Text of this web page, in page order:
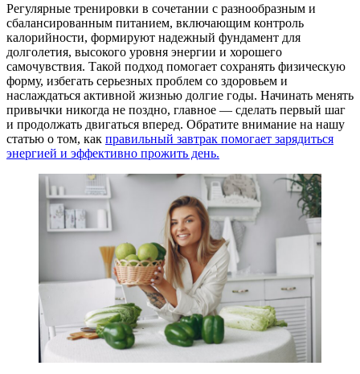
Регулярные тренировки в сочетании с разнообразным и
сбалансированным питанием, включающим контроль
калорийности, формируют надежный фундамент для
долголетия, высокого уровня энергии и хорошего
самочувствия. Такой подход помогает сохранять физическую
форму, избегать серьезных проблем со здоровьем и
наслаждаться активной жизнью долгие годы. Начинать менять
привычки никогда не поздно, главное — сделать первый шаг
и продолжать двигаться вперед. Обратите внимание на нашу
статью о том, как правильный завтрак помогает зарядиться
энергией и эффективно прожить день.